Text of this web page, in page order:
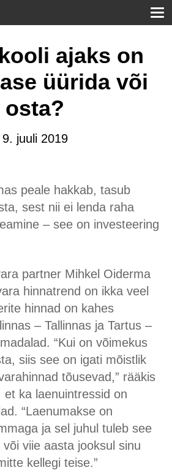
ajaks on
üürida või
osta?
9. juuli 2019
peale hakkab, tasub
sest nii ei lenda raha
– see on investeering
partner Mihkel Oiderma
hinnatrend on ikka veel
hinnad on kahes
– Tallinnas ja Tartus –
“Kui on võimekus
siis see on igati mõistlik
tõusevad,” rääkis
et ka laenuintressid on
“Laenumakse on
ja sel juhul tuleb see
viie aasta jooksul sinu
kellegi teise.”